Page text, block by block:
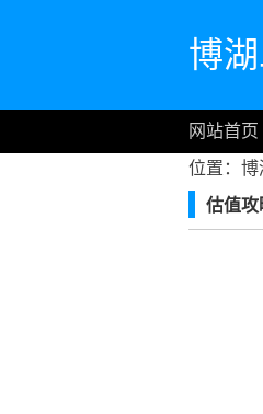
博
网站首页
位置：博
估值攻